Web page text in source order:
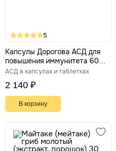
5
Капсулы Дорогова АСД для
повышения иммунитета 60
штук
АСД в капсулах и таблетках
2 140 ₽
В корзину